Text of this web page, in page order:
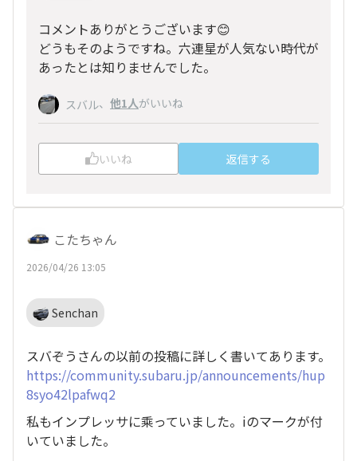
コメントありがとうございます😊
どうもそのようですね。六連星が人気ない時代が
あったとは知りませんでした。
スバル、 他1人がいいね
いいね 返信する
こたちゃん
2026/04/26 13:05
Senchan
スバぞうさんの以前の投稿に詳しく書いてあります。
https://community.subaru.jp/announcements/hup
8syo42lpafwq2
私もインプレッサに乘っていました。iのマークが付
いていました。